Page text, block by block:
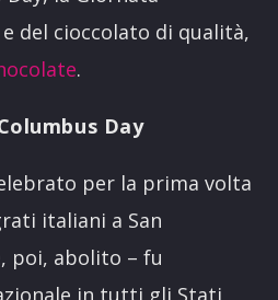
del cioccolato di qualità,
.
Day
per la prima volta
italiani a San
poi, abolito – fu
in tutti gli Stati